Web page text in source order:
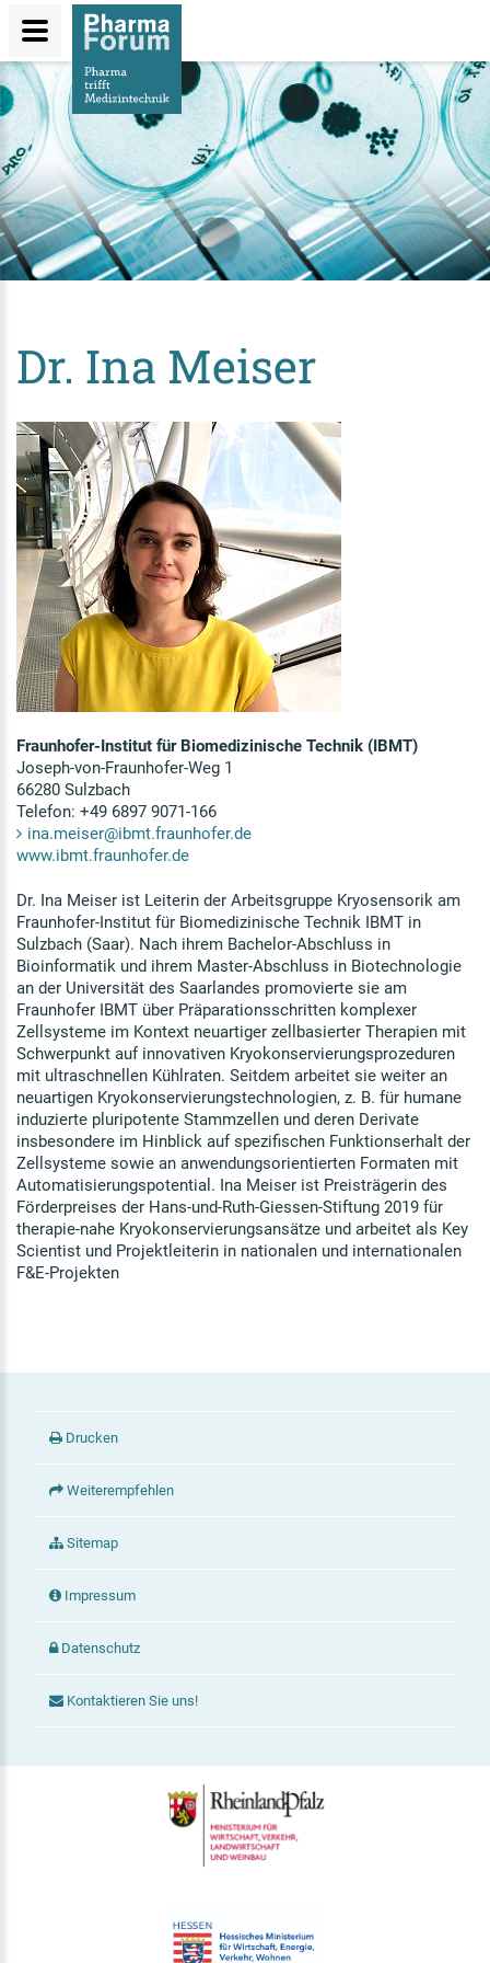
Direkt
zum
Inhalt
Dr. Ina Meiser
Fraunhofer-Institut für Biomedizinische Technik (IBMT)
Joseph-von-Fraunhofer-Weg 1
66280 Sulzbach
Telefon: +49 6897 9071-166
ina.meiser@ibmt.fraunhofer.de
www.ibmt.fraunhofer.de
Dr. Ina Meiser ist Leiterin der Arbeitsgruppe Kryosensorik am
Fraunhofer-Institut für Biomedizinische Technik IBMT in
Sulzbach (Saar). Nach ihrem Bachelor-Abschluss in
Bioinformatik und ihrem Master-Abschluss in Biotechnologie
an der Universität des Saarlandes promovierte sie am
Fraunhofer IBMT über Präparationsschritten komplexer
Zellsysteme im Kontext neuartiger zellbasierter Therapien mit
Schwerpunkt auf innovativen Kryokonservierungsprozeduren
mit ultraschnellen Kühlraten. Seitdem arbeitet sie weiter an
neuartigen Kryokonservierungstechnologien, z. B. für humane
induzierte pluripotente Stammzellen und deren Derivate
insbesondere im Hinblick auf spezifischen Funktionserhalt der
Zellsysteme sowie an anwendungsorientierten Formaten mit
Automatisierungspotential. Ina Meiser ist Preisträgerin des
Förderpreises der Hans-und-Ruth-Giessen-Stiftung 2019 für
therapie-nahe Kryokonservierungsansätze und arbeitet als Key
Scientist und Projektleiterin in nationalen und internationalen
F&E-Projekten
Drucken
Weiterempfehlen
Sitemap
Impressum
Datenschutz
Kontaktieren Sie uns!